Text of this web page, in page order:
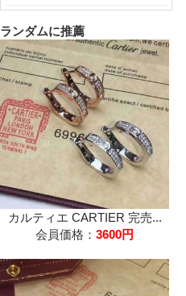
ランダムに推薦
カルティエ CARTIER 完売...
会員価格： 3600円